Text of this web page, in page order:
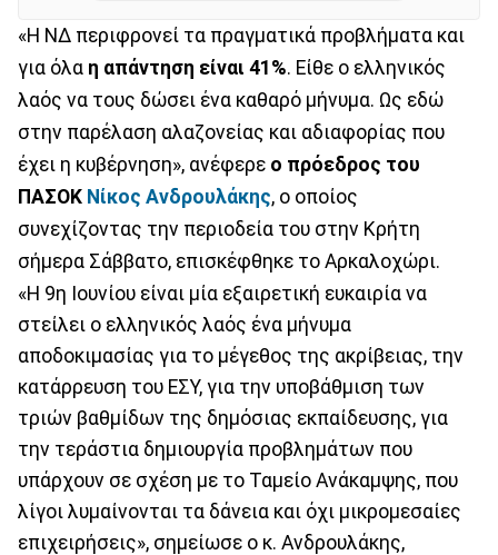
«Η ΝΔ περιφρονεί τα πραγματικά προβλήματα και
για όλα η απάντηση είναι 41%. Είθε ο ελληνικός
λαός να τους δώσει ένα καθαρό μήνυμα. Ως εδώ
στην παρέλαση αλαζονείας και αδιαφορίας που
έχει η κυβέρνηση», ανέφερε ο πρόεδρος του
ΠΑΣΟΚ Νίκος Ανδρουλάκης, ο οποίος
συνεχίζοντας την περιοδεία του στην Κρήτη
σήμερα Σάββατο, επισκέφθηκε το Αρκαλοχώρι.
«Η 9η Ιουνίου είναι μία εξαιρετική ευκαιρία να
στείλει ο ελληνικός λαός ένα μήνυμα
αποδοκιμασίας για το μέγεθος της ακρίβειας, την
κατάρρευση του ΕΣΥ, για την υποβάθμιση των
τριών βαθμίδων της δημόσιας εκπαίδευσης, για
την τεράστια δημιουργία προβλημάτων που
υπάρχουν σε σχέση με το Ταμείο Ανάκαμψης, που
λίγοι λυμαίνονται τα δάνεια και όχι μικρομεσαίες
επιχειρήσεις», σημείωσε ο κ. Ανδρουλάκης,